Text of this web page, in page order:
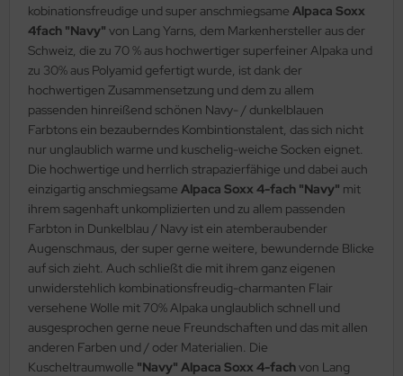
kobinationsfreudige und super anschmiegsame Alpaca Soxx
4fach "Navy" von Lang Yarns, dem Markenhersteller aus der
Schweiz, die zu 70 % aus hochwertiger superfeiner Alpaka und
zu 30% aus Polyamid gefertigt wurde, ist dank der
hochwertigen Zusammensetzung und dem zu allem
passenden hinreißend schönen Navy- / dunkelblauen
Farbtons ein bezauberndes Kombintionstalent, das sich nicht
nur unglaublich warme und kuschelig-weiche Socken eignet.
Die hochwertige und herrlich strapazierfähige und dabei auch
einzigartig anschmiegsame Alpaca Soxx 4-fach "Navy" mit
ihrem sagenhaft unkomplizierten und zu allem passenden
Farbton in Dunkelblau / Navy ist ein atemberaubender
Augenschmaus, der super gerne weitere, bewundernde Blicke
auf sich zieht. Auch schließt die mit ihrem ganz eigenen
unwiderstehlich kombinationsfreudig-charmanten Flair
versehene Wolle mit 70% Alpaka unglaublich schnell und
ausgesprochen gerne neue Freundschaften und das mit allen
anderen Farben und / oder Materialien. Die
Kuscheltraumwolle "Navy" Alpaca Soxx 4-fachvon Lang